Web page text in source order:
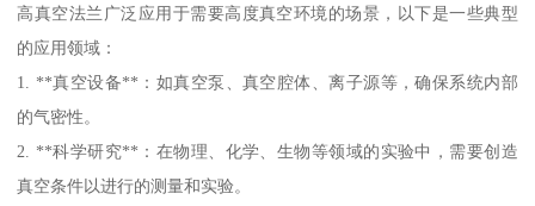
高真空法兰广泛应用于需要高度真空环境的场景，以下是一些典型
的应用领域：
1. **真空设备**：如真空泵、真空腔体、离子源等，确保系统内部
的气密性。
2. **科学研究**：在物理、化学、生物等领域的实验中，需要创造
真空条件以进行的测量和实验。